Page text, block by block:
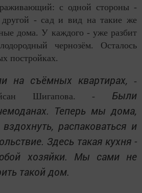
с одной стороны -
другой - сад и вид на такие же
дома. У каждого - уже разбит
чернозём. Осталось
постройках.
съёмных квартирах, -
Шигапова. - Были
Теперь мы дома,
распаковаться и
Здесь такая кухня -
хозяйки. Мы сами не
такой дом.